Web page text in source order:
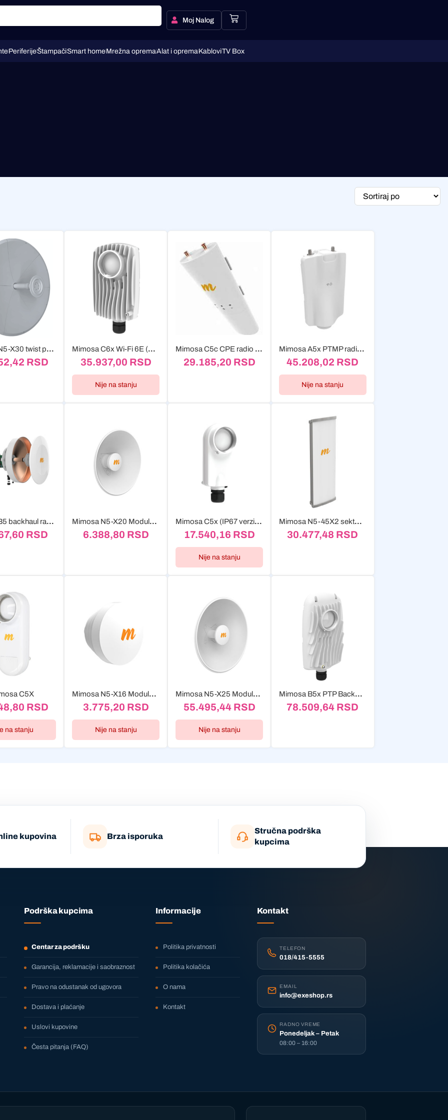
Moj Nalog
PeriferijeŠtampačiSmart homeMrežna opremaAlat i opremaKabloviTV Box
Mimosa N5-X30 twist port antena 30dBi
RSD
Mimosa C6x Wi-Fi 6E (6 GHz) PTMP Client
35.937,00 RSD
Nije na stanju
Mimosa C5c CPE radio 5GHz RP-SMA, without antenna
29.185,20 RSD
Mimosa A5x PTMP radio 2x RP-SMA 5GHz 2x2 MIMO
45.208,02 RSD
Nije na stanju
Mimosa B5 backhaul radio sa integrisanom antenom
RSD
Mimosa N5-X20 Modularna twist-on antena
6.388,80 RSD
Mimosa C5x (IP67 verzija) 4900-6400 MHz, 8 dBi
17.540,16 RSD
Nije na stanju
Mimosa N5-45X2 sektor antena 5GHz 2x2 MIMO 19 dBi Slant...
30.477,48 RSD
C5X
RSD
na stanju
Mimosa N5-X16 Modularna twist-on antena
3.775,20 RSD
Nije na stanju
Mimosa N5-X25 Modularna Twist-on antena- 8 pack
55.495,44 RSD
Nije na stanju
Mimosa B5x PTP Backhaul radio 5 GHz 1,5 Gb/s
78.509,64 RSD
kupovina Brza isporuka
Stručna podrška
kupcima
Podrška kupcima
Centar za podršku
Garancija, reklamacije i saobraznost
Pravo na odustanak od ugovora
Dostava i plaćanje
Uslovi kupovine
Česta pitanja (FAQ)
Informacije
Politika privatnosti
Politika kolačića
O nama
Kontakt
Kontakt
TELEFON
018/415-5555
EMAIL
info@exeshop.rs
RADNO VREME
Ponedeljak – Petak
08:00 – 16:00